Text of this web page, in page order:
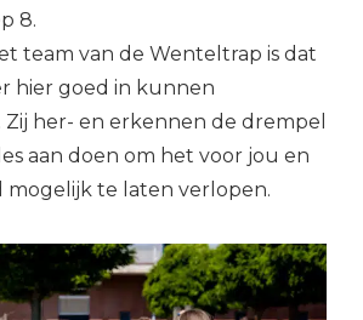
8.
team van de Wenteltrap is dat
hier goed in kunnen
her- en erkennen de drempel
aan doen om het voor jou en
mogelijk te laten verlopen.